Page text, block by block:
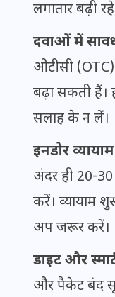
लगातार बढ़ी
दवाओं में
ओटीसी
बढ़ा सकती हैं।
सलाह के न लें।
इनडोर
अंदर ही 20-30
करें। व्यायाम
अप जरूर करें।
डाइट और
और पैकेट बंद